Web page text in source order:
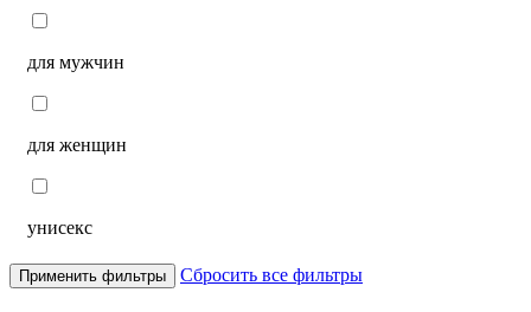
для мужчин
для женщин
унисекс
Применить фильтры Сбросить все фильтры